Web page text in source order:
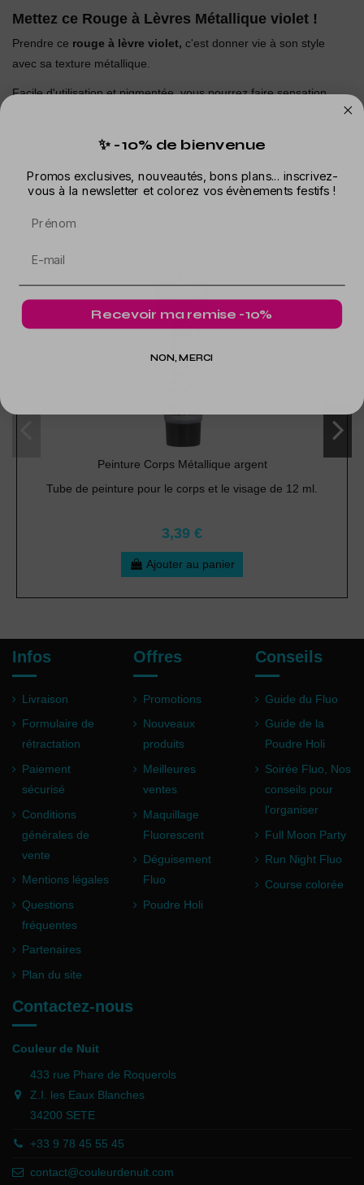
Mettez ce Rouge à Lèvres Métallique violet !
Prendre ce rouge à lèvre violet, c'est donner vie à son style
avec sa texture métallique.
Facile d'utilisation et pigmentée, vous pourrez faire sensation
Dans la même catégorie
Peinture Corps Métallique argent
Tube de peinture pour le corps et le visage de 12 ml.
3,39 €
Ajouter au panier
Infos
Livraison
Formulaire de
rétractation
Paiement
sécurisé
Conditions
générales de
vente
Mentions légales
Questions
fréquentes
Partenaires
Plan du site
Offres
Promotions
Nouveaux
produits
Meilleures
ventes
Maquillage
Fluorescent
Déguisement
Fluo
Poudre Holi
Conseils
Guide du Fluo
Guide de la
Poudre Holi
Soirée Fluo, Nos
conseils pour
l'organiser
Full Moon Party
Run Night Fluo
Course colorée
Contactez-nous
Couleur de Nuit
433 rue Phare de Roquerols
Z.I. les Eaux Blanches
34200 SETE
+33 9 78 45 55 45
contact@couleurdenuit.com
✨ -10% de bienvenue
Promos exclusives, nouveautés, bons plans... inscrivez-
vous à la newsletter et colorez vos évènements festifs !
Recevoir ma remise -10%
NON, MERCI